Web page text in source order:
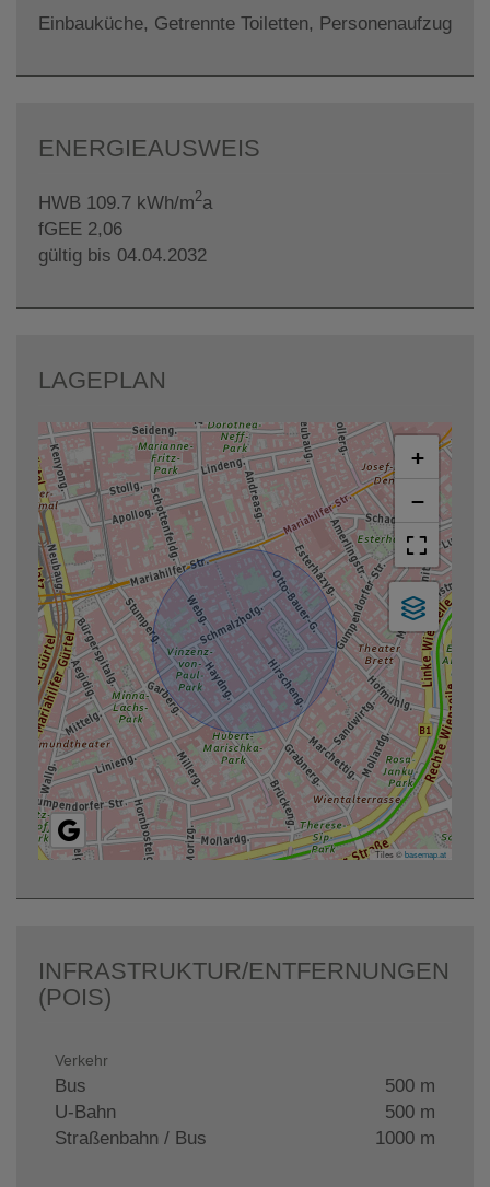
Einbauküche Getrennte Toiletten Personenaufzug
ENERGIEAUSWEIS
HWB 109.7 kWh/m2a
fGEE 2,06
gültig bis 04.04.2032
LAGEPLAN
+
−
Tiles ©basemap.at
INFRASTRUKTUR/ENTFERNUNGEN
(POIS)
Verkehr
Bus
500 m
U-Bahn
500 m
Straßenbahn / Bus
1000 m